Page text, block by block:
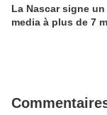
La Nascar signe
media à plus de 7